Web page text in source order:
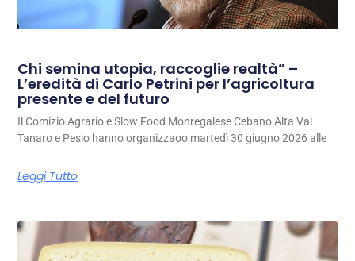
Chi semina utopia, raccoglie realtà” –
L’eredità di Carlo Petrini per l’agricoltura
presente e del futuro
Il Comizio Agrario e Slow Food Monregalese Cebano Alta Val
Tanaro e Pesio hanno organizzaoo martedì 30 giugno 2026 alle
Leggi Tutto